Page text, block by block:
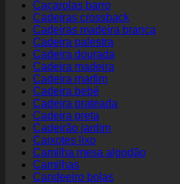
Caçarolas barro
Cadeiras crossback
Cadeiras madeira branca
Cadeira palestra
Cadeira dourada
Cadeira madeira
Cadeira marfim
Cadeira bebé
Cadeira prateada
Cadeira preta
Cadeirão jardim
Caixotes lixo
Camilha mesa algodão
Camilhas
Candeeiro bolas